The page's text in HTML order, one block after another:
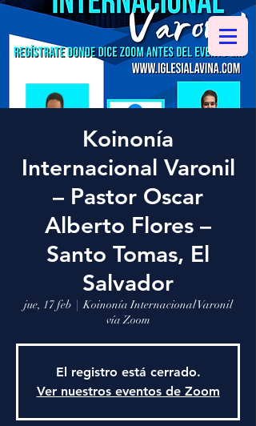
Koinonía
Internacional Varonil
– Pastor Oscar
Alberto Flores –
Santo Tomas, El
Salvador
jue, 17 feb
  |
Koinonía Internacional Varonil
vía Zoom
El registro está cerrado.
Ver nuestros eventos de Zoom